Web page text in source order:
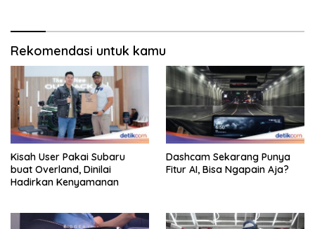
Rekomendasi untuk kamu
Kisah User Pakai Subaru
buat Overland, Dinilai
Hadirkan Kenyamanan
Dashcam Sekarang Punya
Fitur AI, Bisa Ngapain Aja?